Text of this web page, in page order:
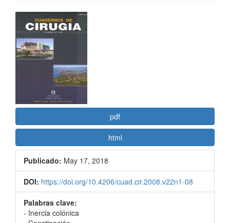
Barra
lateral
del
artículo
pdf
html
Publicado: May 17, 2018
DOI: https://doi.org/10.4206/cuad.cir.2008.v22n1-08
Palabras clave:
- Inercia colónica